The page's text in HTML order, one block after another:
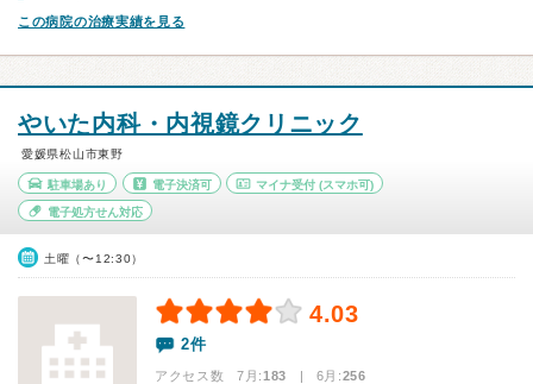
この病院の治療実績を見る
やいた内科・内視鏡クリニック
愛媛県松山市東野
駐車場あり 電子決済可 マイナ受付 (スマホ可)
電子処方せん対応
土曜（〜12:30）
4.03
2件
アクセス数 7月:183 | 6月:256